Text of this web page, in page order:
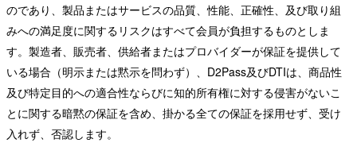
のであり、製品またはサービスの品質、性能、正確性、及び取り組
みへの満足度に関するリスクはすべて会員が負担するものとしま
す。製造者、販売者、供給者またはプロバイダーが保証を提供して
いる場合（明示または黙示を問わず）、D2Pass及びDTIは、商品性
及び特定目的への適合性ならびに知的所有権に対する侵害がないこ
とに関する暗黙の保証を含め、掛かる全ての保証を採用せず、受け
入れず、否認します。